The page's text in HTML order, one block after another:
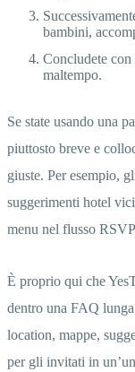
bambini,
Concludete
maltempo.
Se state usando una
piuttosto breve e
giuste. Per esempio,
suggerimenti hotel
menu nel flusso
È proprio qui che
dentro una FAQ
location, mappe,
per gli invitati in